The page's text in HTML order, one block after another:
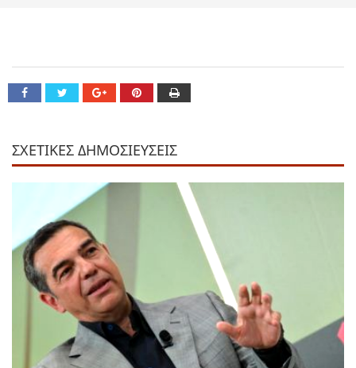
ΣΧΕΤΙΚΕΣ ΔΗΜΟΣΙΕΥΣΕΙΣ